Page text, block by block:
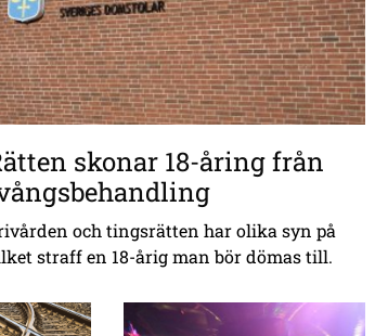
skonar 18-åring från
och tingsrätten har olika syn på
straff en 18-årig man bör dömas till.